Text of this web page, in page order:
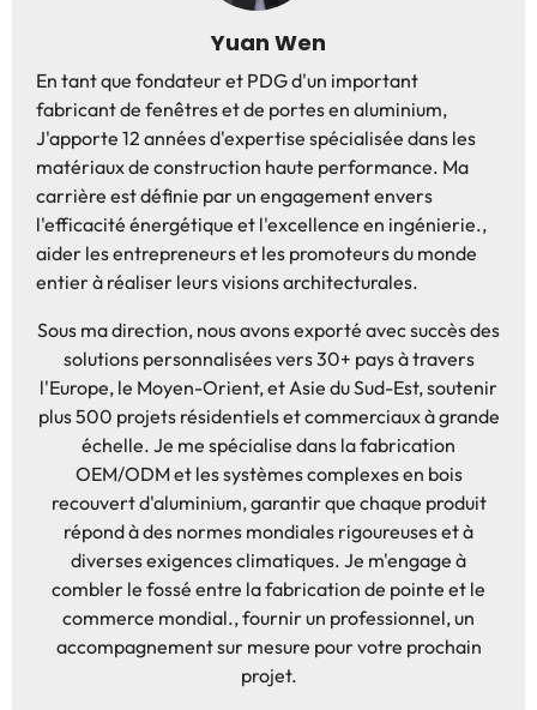
Yuan Wen
En tant que fondateur et PDG d'un important
fabricant de fenêtres et de portes en aluminium,
J'apporte 12 années d'expertise spécialisée dans les
matériaux de construction haute performance. Ma
carrière est définie par un engagement envers
l'efficacité énergétique et l'excellence en ingénierie.,
aider les entrepreneurs et les promoteurs du monde
entier à réaliser leurs visions architecturales.
Sous ma direction, nous avons exporté avec succès des
solutions personnalisées vers 30+ pays à travers
l'Europe, le Moyen-Orient, et Asie du Sud-Est, soutenir
plus 500 projets résidentiels et commerciaux à grande
échelle. Je me spécialise dans la fabrication
OEM/ODM et les systèmes complexes en bois
recouvert d'aluminium, garantir que chaque produit
répond à des normes mondiales rigoureuses et à
diverses exigences climatiques. Je m'engage à
combler le fossé entre la fabrication de pointe et le
commerce mondial., fournir un professionnel, un
accompagnement sur mesure pour votre prochain
projet.